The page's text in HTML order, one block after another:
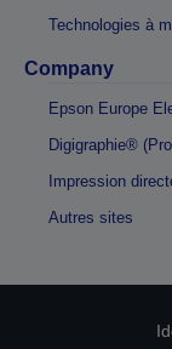
Technologies à
Company
Epson Europe
Digigraphie®
Impression
Autres sites